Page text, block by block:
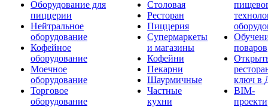
Оборудование для
пиццерии
Нейтральное
оборудование
Кофейное
оборудование
Моечное
оборудование
Торговое
оборудование
Столовая
Ресторан
Пиццерия
Супермаркеты
и магазины
Кофейни
Пекарни
Шаурмичные
Частные
кухни
поваров
ключ в
BIM-